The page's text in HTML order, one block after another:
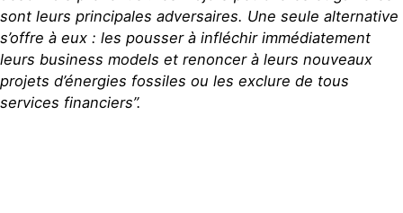
sont leurs principales adversaires. Une seule alternative
s’offre à eux : les pousser à infléchir immédiatement
leurs business models et renoncer à leurs nouveaux
projets d’énergies fossiles ou les exclure de tous
services financiers”.